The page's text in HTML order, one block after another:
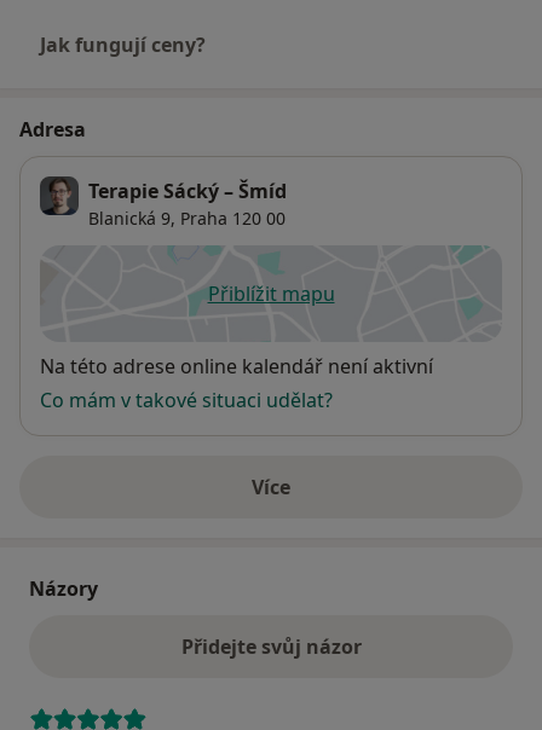
Jak fungují ceny?
Adresa
Terapie Sácký – Šmíd
Blanická 9, Praha 120 00
Přiblížit mapuse otevře v nové záložce
Dostupnost
Na této adrese online kalendář není aktivní
Co mám v takové situaci udělat?
Víceo adrese
Názory
Přidejte svůj názor